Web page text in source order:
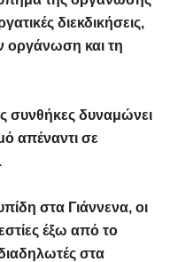
διεκδικήσεις,
οργάνωση και τη
συνθήκες δυναμώνει
απέναντι σε
στα Γιάννενα, οι
έξω από το
στα